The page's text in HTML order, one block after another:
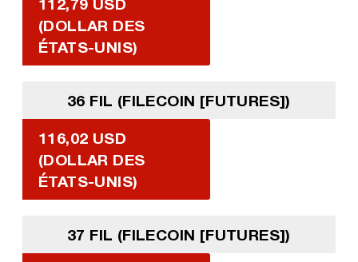
112,79 USD
(DOLLAR DES
ÉTATS-UNIS)
36 FIL (FILECOIN [FUTURES])
116,02 USD
(DOLLAR DES
ÉTATS-UNIS)
37 FIL (FILECOIN [FUTURES])